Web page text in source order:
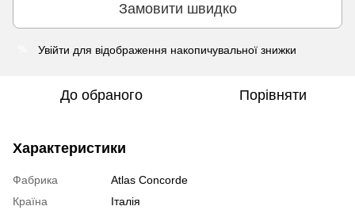
Замовити швидко
Увійти для відображення накопичувальної знижки
До обраного Порівняти
Характеристики
Фабрика
Atlas Concorde
Країна
Італія